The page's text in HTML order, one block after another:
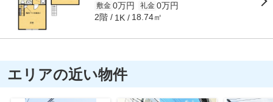
敷金 0万円 礼金 0万円
2階 1K 18.74㎡
エリアの近い物件